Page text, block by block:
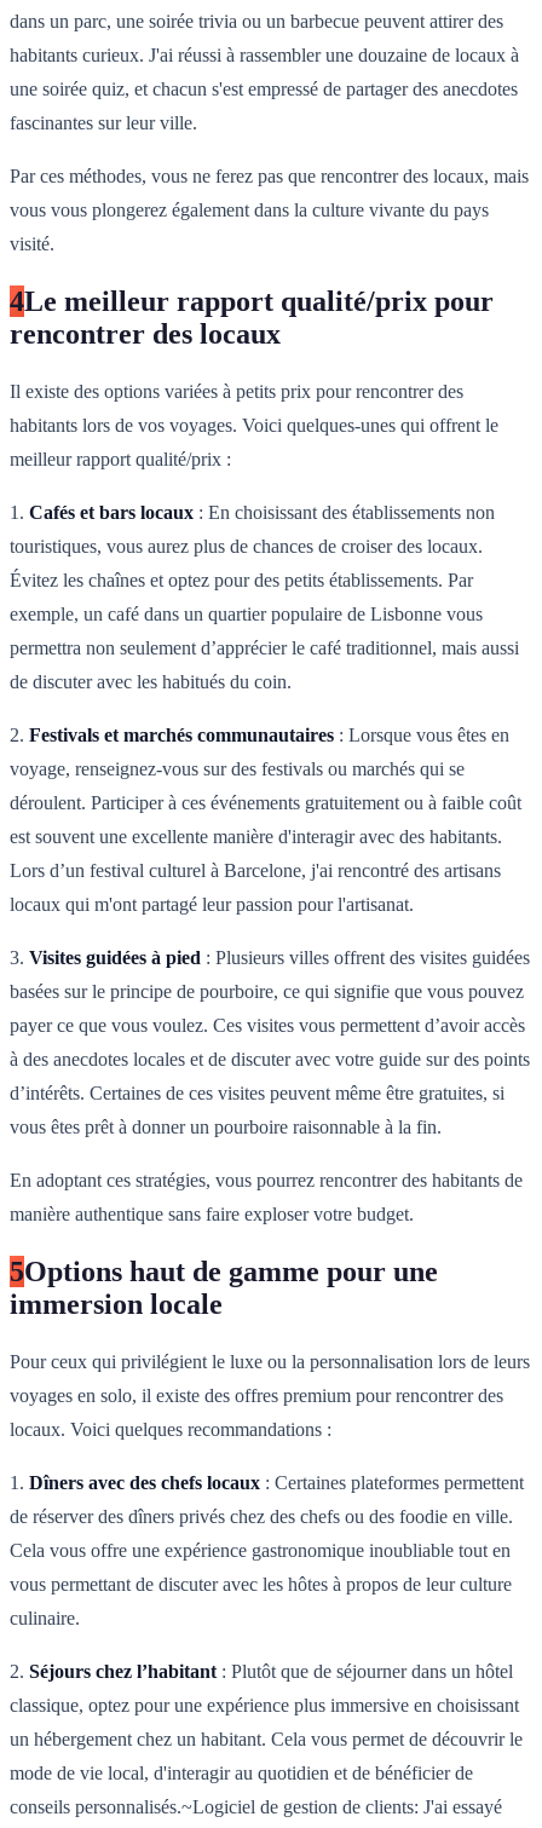
dans un parc, une soirée trivia ou un barbecue peuvent attirer des
habitants curieux. J'ai réussi à rassembler une douzaine de locaux à
une soirée quiz, et chacun s'est empressé de partager des anecdotes
fascinantes sur leur ville.
Par ces méthodes, vous ne ferez pas que rencontrer des locaux, mais
vous vous plongerez également dans la culture vivante du pays
visité.
4Le meilleur rapport qualité/prix pour
rencontrer des locaux
Il existe des options variées à petits prix pour rencontrer des
habitants lors de vos voyages. Voici quelques-unes qui offrent le
meilleur rapport qualité/prix :
1. Cafés et bars locaux : En choisissant des établissements non
touristiques, vous aurez plus de chances de croiser des locaux.
Évitez les chaînes et optez pour des petits établissements. Par
exemple, un café dans un quartier populaire de Lisbonne vous
permettra non seulement d’apprécier le café traditionnel, mais aussi
de discuter avec les habitués du coin.
2. Festivals et marchés communautaires : Lorsque vous êtes en
voyage, renseignez-vous sur des festivals ou marchés qui se
déroulent. Participer à ces événements gratuitement ou à faible coût
est souvent une excellente manière d'interagir avec des habitants.
Lors d’un festival culturel à Barcelone, j'ai rencontré des artisans
locaux qui m'ont partagé leur passion pour l'artisanat.
3. Visites guidées à pied : Plusieurs villes offrent des visites guidées
basées sur le principe de pourboire, ce qui signifie que vous pouvez
payer ce que vous voulez. Ces visites vous permettent d’avoir accès
à des anecdotes locales et de discuter avec votre guide sur des points
d’intérêts. Certaines de ces visites peuvent même être gratuites, si
vous êtes prêt à donner un pourboire raisonnable à la fin.
En adoptant ces stratégies, vous pourrez rencontrer des habitants de
manière authentique sans faire exploser votre budget.
5Options haut de gamme pour une
immersion locale
Pour ceux qui privilégient le luxe ou la personnalisation lors de leurs
voyages en solo, il existe des offres premium pour rencontrer des
locaux. Voici quelques recommandations :
1. Dîners avec des chefs locaux : Certaines plateformes permettent
de réserver des dîners privés chez des chefs ou des foodie en ville.
Cela vous offre une expérience gastronomique inoubliable tout en
vous permettant de discuter avec les hôtes à propos de leur culture
culinaire.
2. Séjours chez l’habitant : Plutôt que de séjourner dans un hôtel
classique, optez pour une expérience plus immersive en choisissant
un hébergement chez un habitant. Cela vous permet de découvrir le
mode de vie local, d'interagir au quotidien et de bénéficier de
conseils personnalisés.~Logiciel de gestion de clients: J'ai essayé